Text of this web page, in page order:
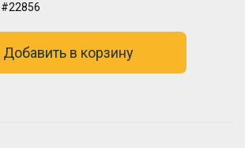
#22856
Добавить в корзину